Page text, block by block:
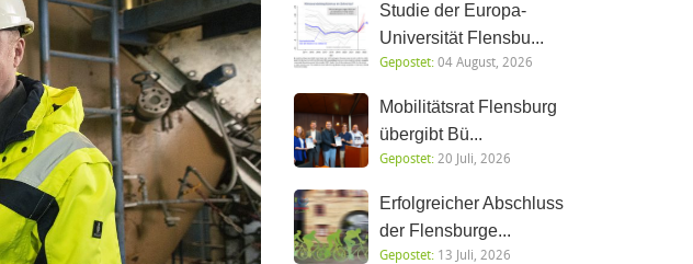
Studie der Europa-
Universität Flensbu...
Gepostet:04 August, 2026
Mobilitätsrat Flensburg
übergibt Bü...
Gepostet:20 Juli, 2026
Erfolgreicher Abschluss
der Flensburge...
Gepostet:13 Juli, 2026